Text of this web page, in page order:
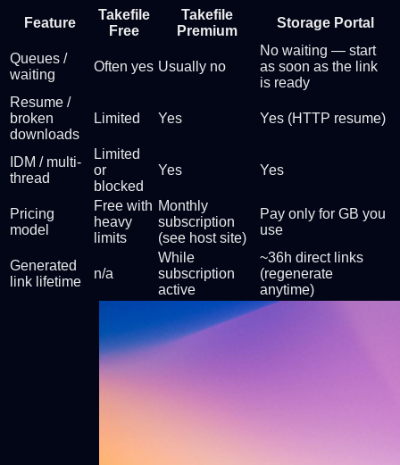
Feature
Takefile
Free
Takefile
Premium
Storage Portal
Queues /
waiting
Often yes Usually no
No waiting — start
as soon as the link
is ready
Resume /
broken
downloads
Limited Yes Yes (HTTP resume)
IDM / multi-
thread
Limited
or
blocked
Yes Yes
Pricing
model
Free with
heavy
limits
Monthly
subscription
(see host site)
Pay only for GB you
use
Generated
link lifetime
n/a
While
subscription
active
~36h direct links
(regenerate
anytime)